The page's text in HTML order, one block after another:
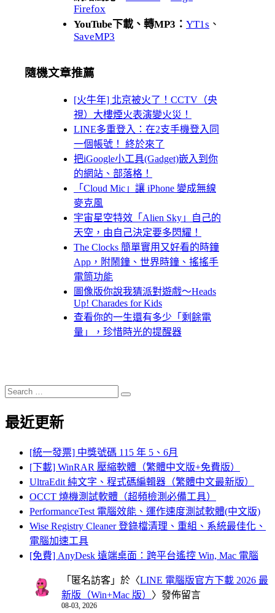
Firefox
YouTube下載、轉MP3： YT1s 、
SaveMP3
隨機文章推薦
[火牛年] 北京被火了！CCTV（央
視）大樓煙火表演變火災！
LINE多重登入：在2支手機登入同
一個帳號！ 終於來了
把iGoogle小工具(Gadget)嵌入到你
的網站、部落格！
「Cloud Mic」讓 iPhone 變成無線
麥克風
宇宙星空特效「Alien Sky」自己的
天空，由自己決定要多閃耀！
The Clocks 簡單實用又好看的時鐘
App，附鬧鐘、世界時鐘、搖搖手
電筒功能
圖像版你說我猜派對遊戲～Heads
Up! Charades for Kids
查看你的一生還有多少「剩餘電
量」，珍惜時光的提醒器
Search
for:
Search
最近更新
[統一發票] 中獎號碼 115 年 5、6月
[下載] WinRAR 壓縮軟體（繁體中文版+免費版）
UltraEdit 純文字、程式碼編輯器（繁體中文最新版）
OCCT 燒機測試軟體（超頻檢測必備工具）
PerformanceTest 電腦效能、運作速度測試軟體(中文版)
Wise Registry Cleaner 登錄檔清理、重組、系統最佳化、
電腦加速工具
[免費] AnyDesk 遠端桌面：跨平台遙控 Win, Mac 電腦
「 匿名訪客 」於〈LINE 電腦版官方下載 2026 最
新版（Win+Mac 版） 〉發佈留言
08-03, 2026